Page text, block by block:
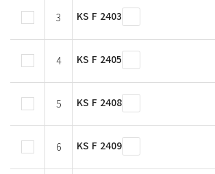
3 KS F 2403
4 KS F 2405
5 KS F 2408
6 KS F 2409